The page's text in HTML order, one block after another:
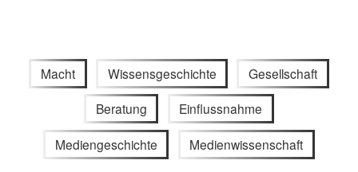
Macht Wissensgeschichte Gesellschaft
Beratung Einflussnahme
Mediengeschichte Medienwissenschaft